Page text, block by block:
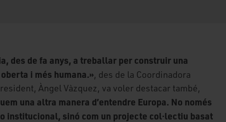
des de fa anys, a treballar per construir una
i més humana.», des de la Coordinadora
Àngel Vàzquez, va voler destacar també,
una altra manera d’entendre Europa. No només
institucional, sinó com un projecte col·lectiu basat